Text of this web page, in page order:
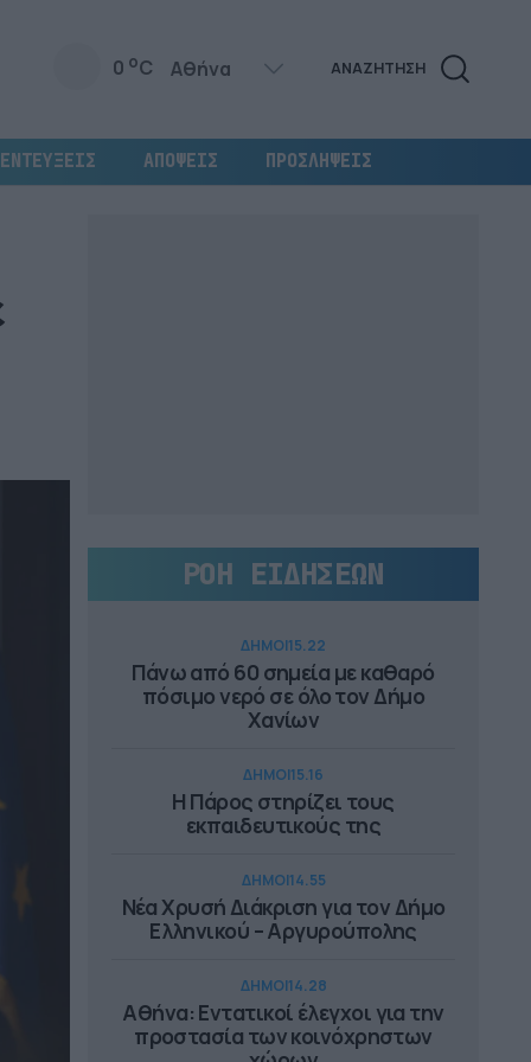
0 oC ΑΝΑΖΗΤΗΣΗ
ΑΠΟΨΕΙΣ ΠΡΟΣΛΗΨΕΙΣ
ΡΟΗ ΕΙΔΗΣΕΩΝ
ΔΗΜΟΙ15.22
Πάνω από 60 σημεία με καθαρό
πόσιμο νερό σε όλο τον Δήμο
Χανίων
ΔΗΜΟΙ15.16
Η Πάρος στηρίζει τους
εκπαιδευτικούς της
ΔΗΜΟΙ14.55
Νέα Χρυσή Διάκριση για τον Δήμο
Ελληνικού – Αργυρούπολης
ΔΗΜΟΙ14.28
Αθήνα: Εντατικοί έλεγχοι για την
προστασία των κοινόχρηστων